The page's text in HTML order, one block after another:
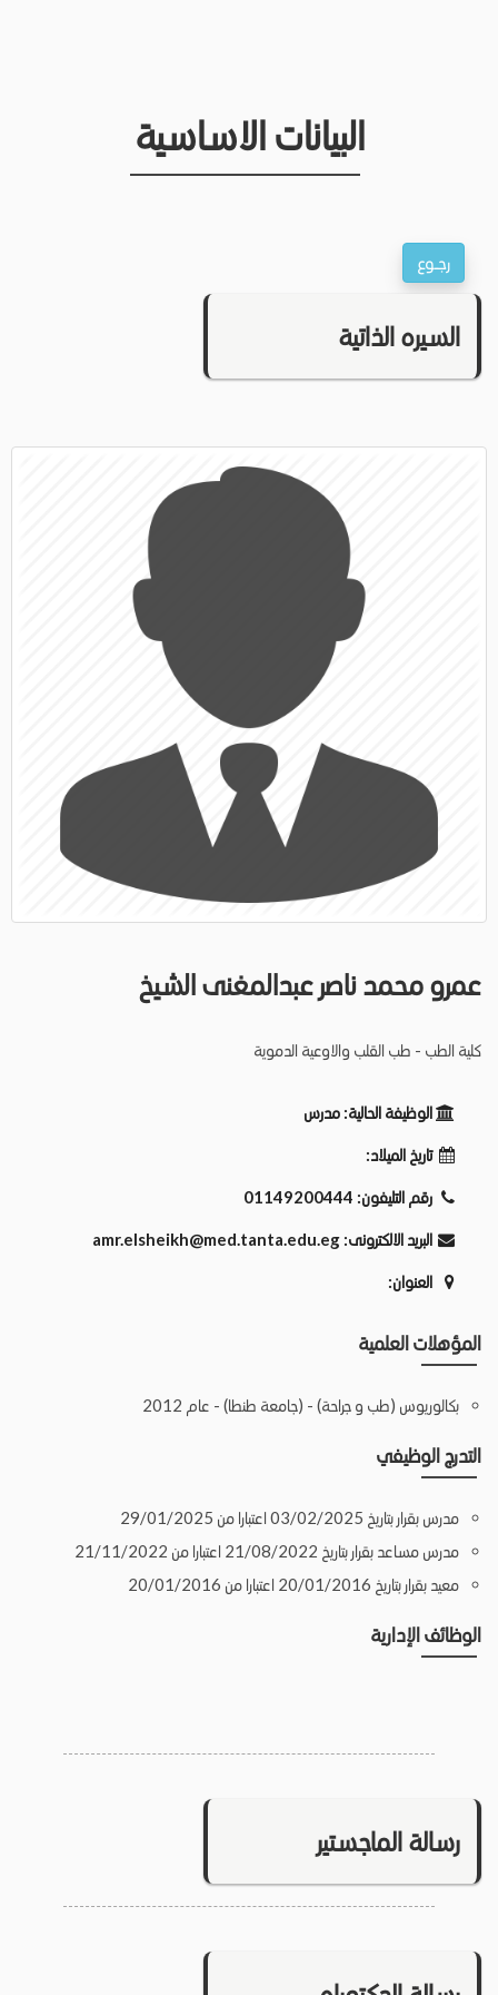
البيانات الاساسية
السيره الذاتية
عمرو محمد ناصر عبدالمغنى الشيخ
كلية الطب - طب القلب والاوعية الدموية
الوظيفة الحالية: مدرس
تاريخ الميلاد:
رقم التليفون: 01149200444
البريد الالكترونى: amr.elsheikh@med.tanta.edu.eg
العنوان:
المؤهلات العلمية
بكالوريوس (طب و جراحة) - (جامعة طنطا) - عام 2012
التدرج الوظيفي
مدرس بقرار بتاريخ 03/02/2025 اعتبارا من 29/01/2025
مدرس مساعد بقرار بتاريخ 21/08/2022 اعتبارا من 21/11/2022
معيد بقرار بتاريخ 20/01/2016 اعتبارا من 20/01/2016
الوظائف الإدارية
رسالة الماجستير